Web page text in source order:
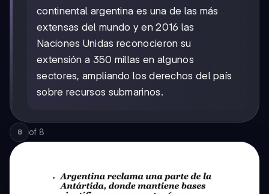
continental argentina es una de las más
extensas del mundo y en 2016 las
Naciones Unidas reconocieron su
extensión a 350 millas en algunos
sectores, ampliando los derechos del país
sobre recursos submarinos.
8 of 8